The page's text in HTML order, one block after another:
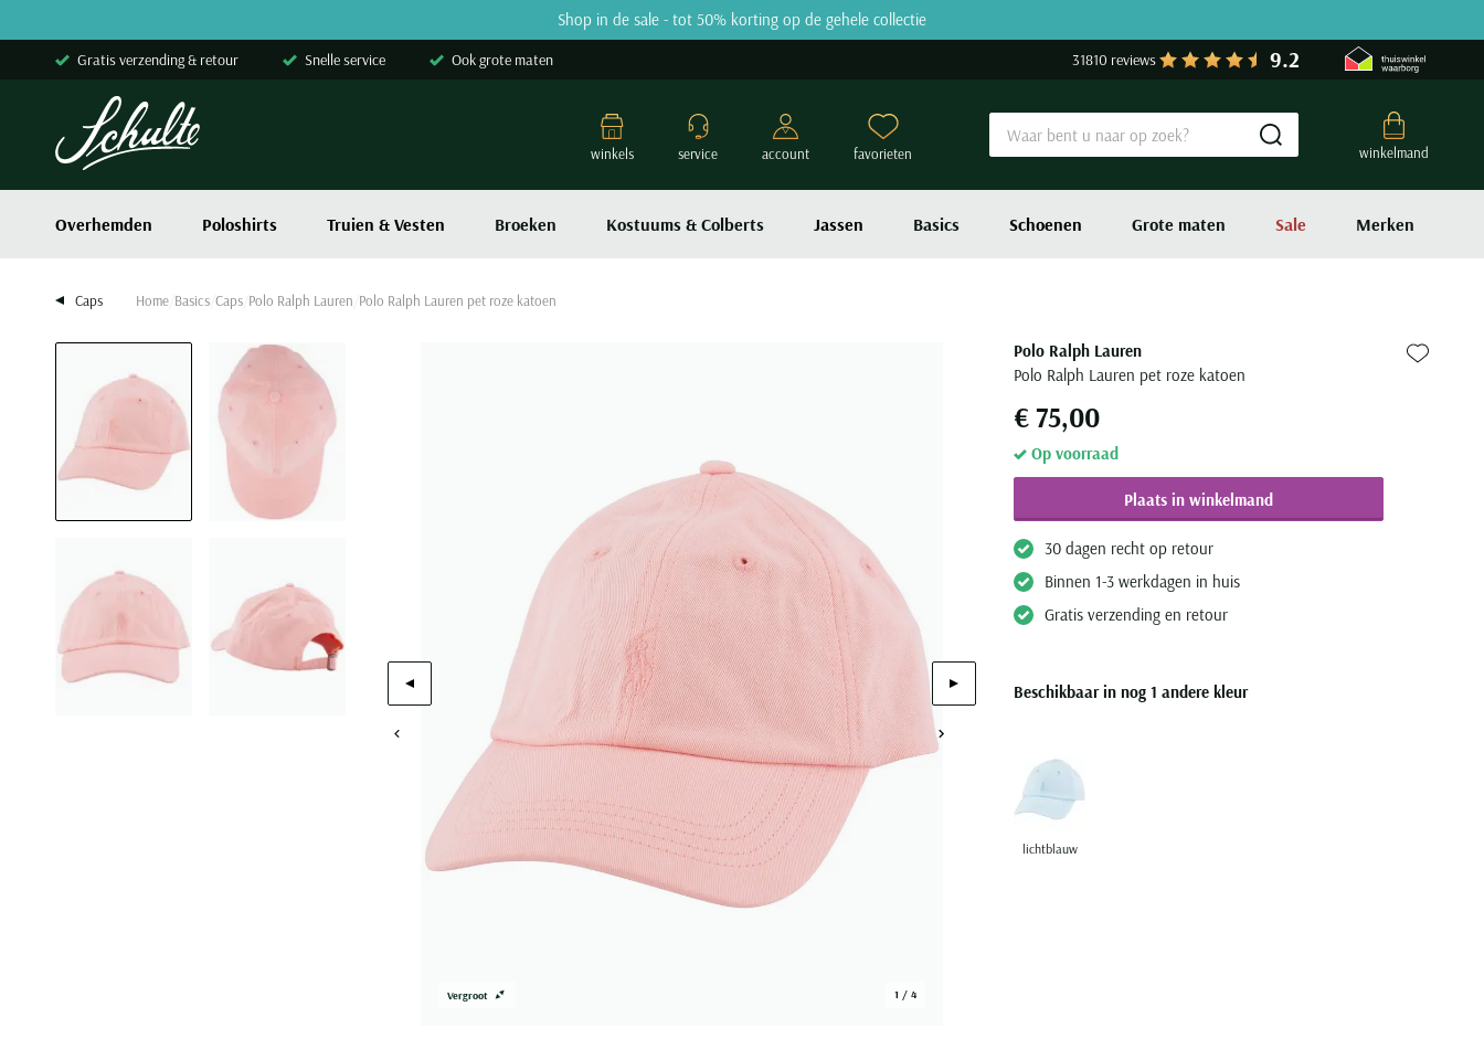
Shop in de sale - tot 50% korting op de gehele collectie
Gratis verzending & retour Snelle service Ook grote maten 31810 reviews 9.2
winkelmand
Submit search
Overhemden Poloshirts Truien & Vesten Broeken Kostuums & Colberts Jassen Basics Schoenen Grote maten Sale Merken
winkels service account favorieten
Caps Home Basics Caps Polo Ralph Lauren Polo Ralph Lauren pet roze katoen
Vergroot 1 / 4
Polo Ralph Lauren
Polo Ralph Lauren pet roze katoen
Zet bij
€ 75,00
Op voorraad
Plaats in winkelmand
30 dagen recht op retour
Binnen 1-3 werkdagen in huis
Gratis verzending en retour
Beschikbaar in nog 1 andere kleur
lichtblauw